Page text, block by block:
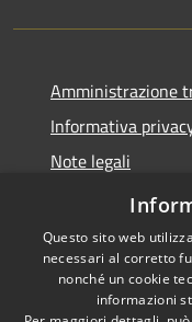
Amministrazione
Informativa
Note legali
Dichiarazione di
Questo sito web
necessari al corretto
nonché un cookie
informazioni